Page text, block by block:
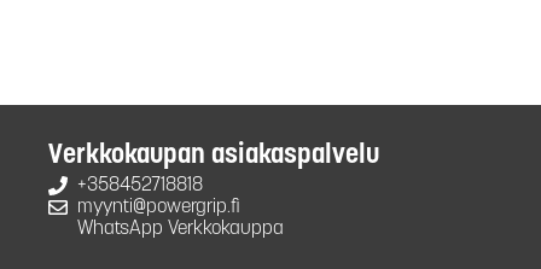
Verkkokaupan asiakaspalvelu
+358452718818
myynti@powergrip.fi
WhatsApp Verkkokauppa